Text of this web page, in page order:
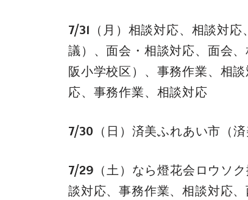
7/31（月）相談対応、相談対
議）、面会・相談対応、面会
阪小学校区）、事務作業、相
応、事務作業、相談対応
7/30（日）済美ふれあい市（
7/29（土）なら燈花会ロウソ
談対応、事務作業、相談対応